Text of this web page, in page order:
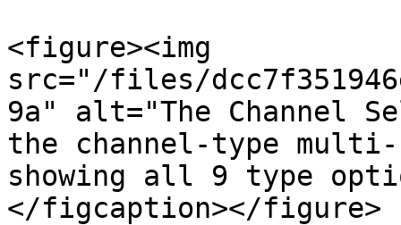
<figure><img
src="/files/
9a" alt="The Channel
the channel-type multi-
showing all 9 type
</figcaption></figure>